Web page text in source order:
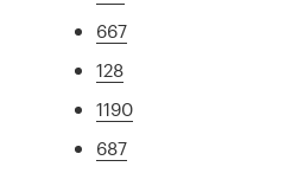
667
128
1190
687